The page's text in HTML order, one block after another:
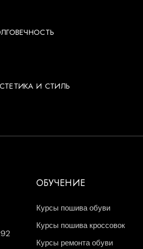
И СТИЛЬ
ОБУЧЕНИЕ
Курсы пошива обуви
Курсы пошива кроссовок
Курсы ремонта обуви